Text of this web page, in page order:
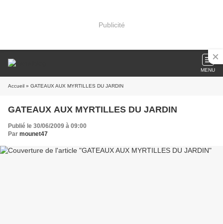
Publicité
MENU
Accueil » GATEAUX AUX MYRTILLES DU JARDIN
GATEAUX AUX MYRTILLES DU JARDIN
Publié le 30/06/2009 à 09:00
Par mounet47